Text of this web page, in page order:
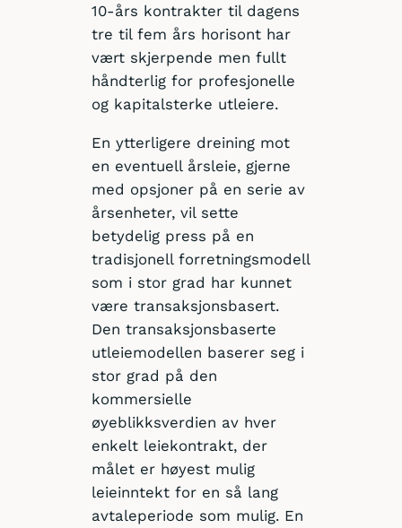
10-års kontrakter til dagens
tre til fem års horisont har
vært skjerpende men fullt
håndterlig for profesjonelle
og kapitalsterke utleiere.
En ytterligere dreining mot
en eventuell årsleie, gjerne
med opsjoner på en serie av
årsenheter, vil sette
betydelig press på en
tradisjonell forretningsmodell
som i stor grad har kunnet
være transaksjonsbasert.
Den transaksjonsbaserte
utleiemodellen baserer seg i
stor grad på den
kommersielle
øyeblikksverdien av hver
enkelt leiekontrakt, der
målet er høyest mulig
leieinntekt for en så lang
avtaleperiode som mulig. En